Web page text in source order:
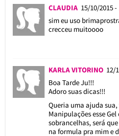
CLAUDIA 15/10/2015 -
sim eu uso
crecceu muitoooo
KARLA VITORINO 12/
Boa Tarde Ju!!!
Adoro suas dicas!!!
Queria uma ajuda
Manipulações esse
sobrancelhas, será
na formula pra mim e